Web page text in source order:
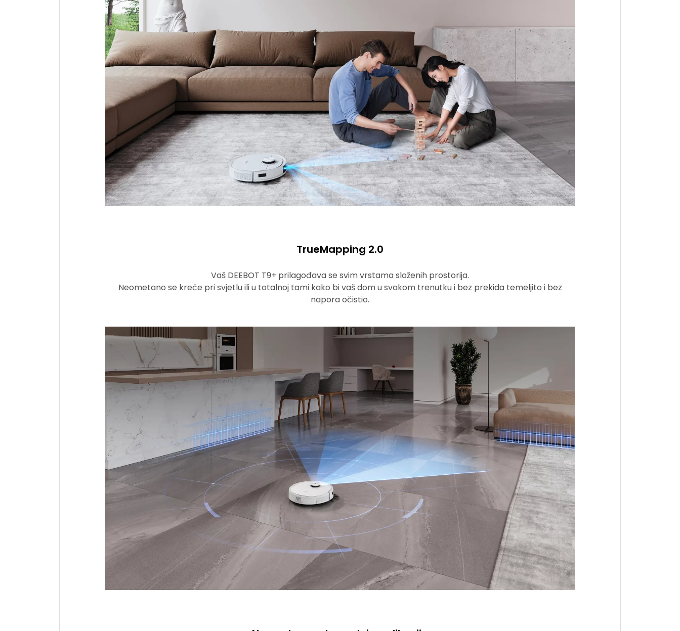
TrueMapping 2.0
Vaš DEEBOT T9+ prilagođava se svim vrstama složenih prostorija.
Neometano se kreće pri svjetlu ili u totalnoj tami kako bi vaš dom u svakom trenutku i bez prekida temeljito i bez
napora očistio.